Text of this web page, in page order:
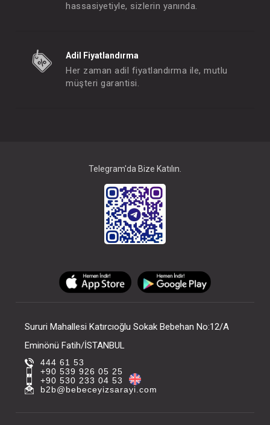
hassasiyetiyle, sizlerin yanında.
Adil Fiyatlandırma
Her zaman adil fiyatlandırma ile, mutlu
müşteri garantisi.
Telegram'da Bize Katılın.
Sururi Mahallesi Katırcıoğlu Sokak Bebehan No:12/A
Eminönü Fatih/İSTANBUL
444 61 53
+90 539 926 05 25
+90 530 233 04 53
b2b@bebeceyizsarayi.com